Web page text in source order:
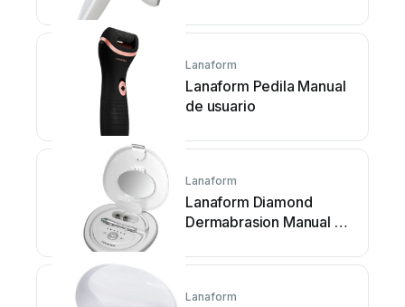
Lanaform
Lanaform Pedila Manual
de usuario
Lanaform
Lanaform Diamond
Dermabrasion Manual de
Lanaform